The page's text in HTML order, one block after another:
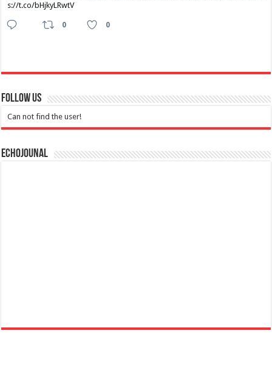
s://t.co/bHjkyLRwtV
0 0
Follow Us
Can not find the user!
Echojounal